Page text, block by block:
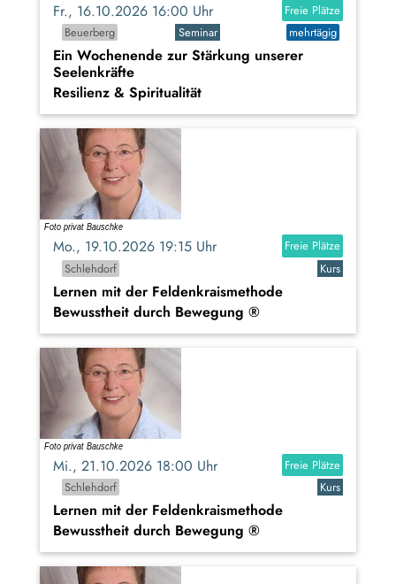
Fr., 16.10.2026 16:00 Uhr
Freie Plätze
Beuerberg
Seminar mehrtägig
Ein Wochenende zur Stärkung unserer
Seelenkräfte
Resilienz & Spiritualität
Mo., 19.10.2026 19:15 Uhr
Freie Plätze
Schlehdorf
Kurs
Lernen mit der Feldenkraismethode
Bewusstheit durch Bewegung ®
Mi., 21.10.2026 18:00 Uhr
Freie Plätze
Schlehdorf
Kurs
Lernen mit der Feldenkraismethode
Bewusstheit durch Bewegung ®